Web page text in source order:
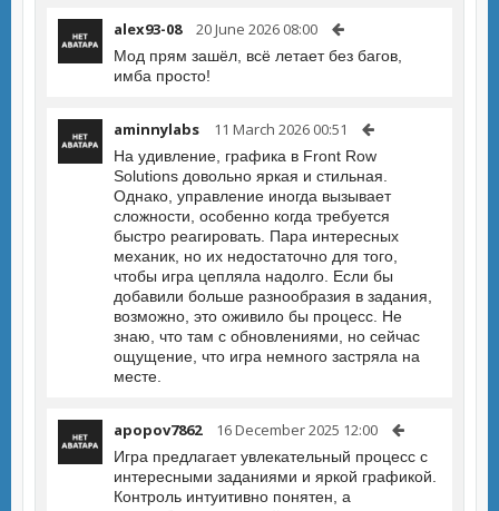
alex93-08 20 June 2026 08:00
Мод прям зашёл, всё летает без багов,
имба просто!
aminnylabs 11 March 2026 00:51
На удивление, графика в Front Row
Solutions довольно яркая и стильная.
Однако, управление иногда вызывает
сложности, особенно когда требуется
быстро реагировать. Пара интересных
механик, но их недостаточно для того,
чтобы игра цепляла надолго. Если бы
добавили больше разнообразия в задания,
возможно, это оживило бы процесс. Не
знаю, что там с обновлениями, но сейчас
ощущение, что игра немного застряла на
месте.
apopov7862 16 December 2025 12:00
Игра предлагает увлекательный процесс с
интересными заданиями и яркой графикой.
Контроль интуитивно понятен, а